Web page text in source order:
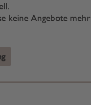
keine Angebote mehr